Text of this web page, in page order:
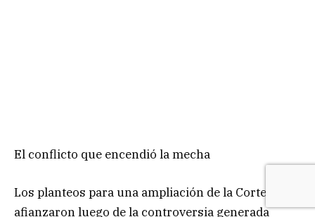
El conflicto que encendió la mecha
Los planteos para una ampliación de la Corte se
afianzaron luego de la controversia generada